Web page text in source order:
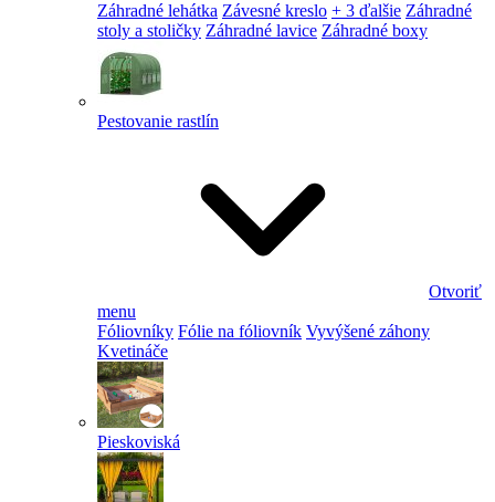
Záhradné lehátka Závesné kreslo + 3 ďalšie Záhradné
stoly a stoličky Záhradné lavice Záhradné boxy
Pestovanie rastlín
Otvoriť
menu
Fóliovníky Fólie na fóliovník Vyvýšené záhony
Kvetináče
Pieskoviská